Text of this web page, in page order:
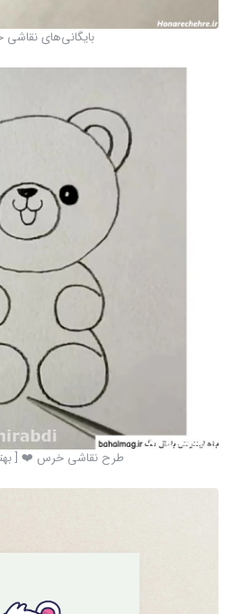
بایگانی‌های نقاشی
طرح نقاشی خرس ❤️ [